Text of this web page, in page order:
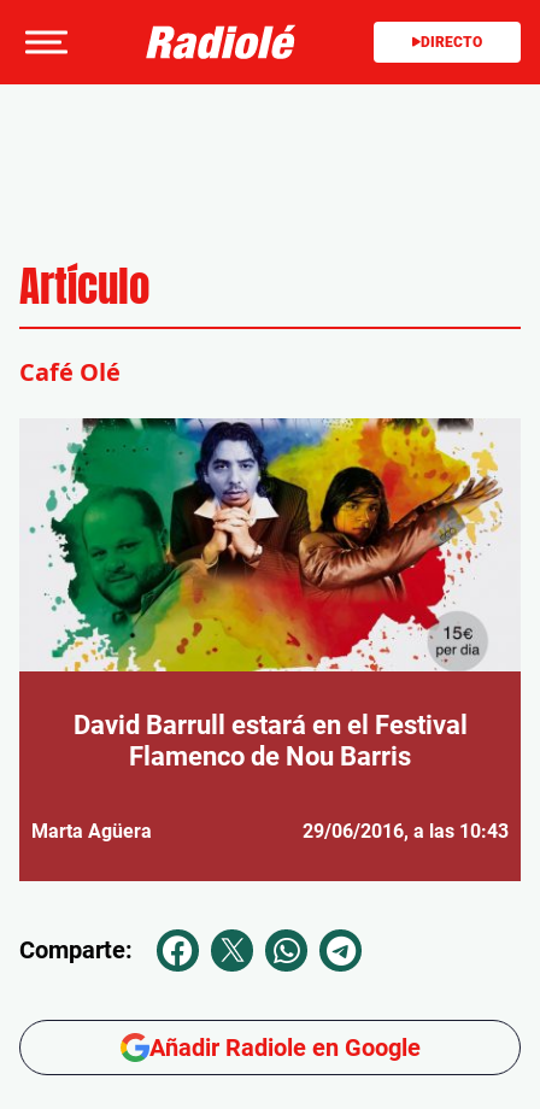
DIRECTO
Artículo
Café Olé
David Barrull estará en el Festival
Flamenco de Nou Barris
Marta Agüera 29/06/2016, a las 10:43
Comparte:
Añadir Radiole en Google